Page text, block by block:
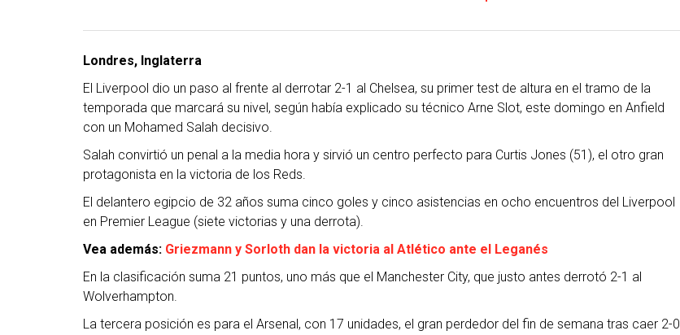
Londres, Inglaterra
El Liverpool dio un paso al frente al derrotar 2-1 al Chelsea, su primer test de altura en el tramo de la
temporada que marcará su nivel, según había explicado su técnico Arne Slot, este domingo en Anfield
con un Mohamed Salah decisivo.
Salah convirtió un penal a la media hora y sirvió un centro perfecto para Curtis Jones (51), el otro gran
protagonista en la victoria de los Reds.
El delantero egipcio de 32 años suma cinco goles y cinco asistencias en ocho encuentros del Liverpool
en Premier League (siete victorias y una derrota).
Vea además: Griezmann y Sorloth dan la victoria al Atlético ante el Leganés
En la clasificación suma 21 puntos, uno más que el Manchester City, que justo antes derrotó 2-1 al
Wolverhampton.
La tercera posición es para el Arsenal, con 17 unidades, el gran perdedor del fin de semana tras caer 2-0